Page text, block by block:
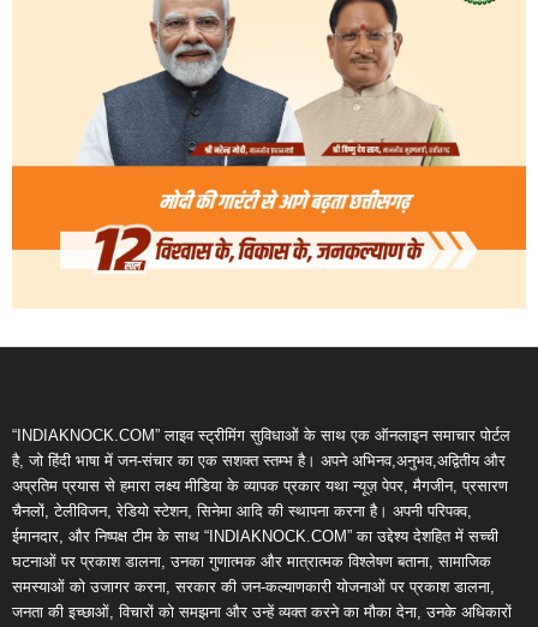
“INDIAKNOCK.COM” लाइव स्ट्रीमिंग सुविधाओं के साथ एक ऑनलाइन समाचार पोर्टल
है, जो हिंदी भाषा में जन-संचार का एक सशक्त स्तम्भ है। अपने अभिनव,अनुभव,अद्वितीय और
अप्रतिम प्रयास से हमारा लक्ष्य मीडिया के व्यापक प्रकार यथा न्यूज़ पेपर, मैगजीन, प्रसारण
चैनलों, टेलीविजन, रेडियो स्टेशन, सिनेमा आदि की स्थापना करना है। अपनी परिपक्व,
ईमानदार, और निष्पक्ष टीम के साथ “INDIAKNOCK.COM” का उद्देश्य देशहित में सच्ची
घटनाओं पर प्रकाश डालना, उनका गुणात्मक और मात्रात्मक विश्लेषण बताना, सामाजिक
समस्याओं को उजागर करना, सरकार की जन-कल्याणकारी योजनाओं पर प्रकाश डालना,
जनता की इच्छाओं, विचारों को समझना और उन्हें व्यक्त करने का मौका देना, उनके अधिकारों